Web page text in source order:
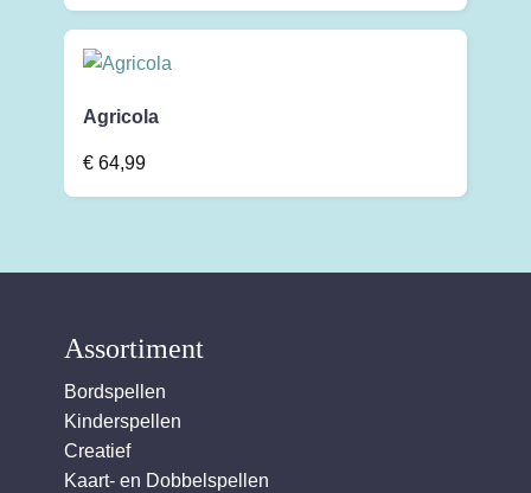
Agricola
€ 64,99
Assortiment
Bordspellen
Kinderspellen
Creatief
Kaart- en Dobbelspellen